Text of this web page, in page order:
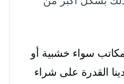
سواء خشبية أو
القدرة على شراء